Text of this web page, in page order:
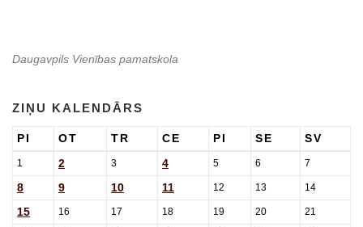
Daugavpils Vienības pamatskola
ZIŅU KALENDĀRS
PI OT TR CE PI SE SV
1 2 3 4 5 6 7
8 9 10 11 12 13 14
15 16 17 18 19 20 21